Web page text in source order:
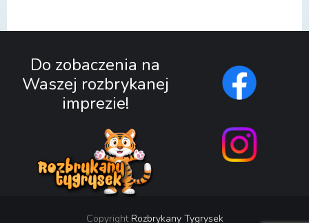
Do zobaczenia na
Waszej rozbrykanej
imprezie!
Copyright Rozbrykany Tygrysek